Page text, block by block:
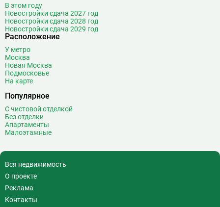
В этом году
Новостройки сдача 2027 год
Новостройки сдача 2028 год
Новостройки сдача 2029 год
Расположение
У метро
Москва
Новая Москва
Подмосковье
На карте
Популярное
С чистовой отделкой
Без отделки
Апартаменты
Малоэтажные
Вся недвижимость
О проекте
Реклама
Контакты